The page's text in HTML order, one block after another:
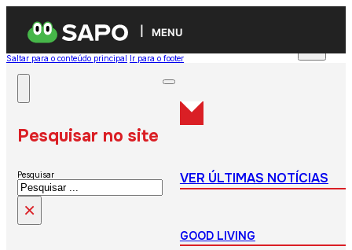
MENU
Saltar para o conteúdo principal Ir para o footer
Pesquisar no site
Pesquisar
×
VER ÚLTIMAS NOTÍCIAS
GOOD LIVING